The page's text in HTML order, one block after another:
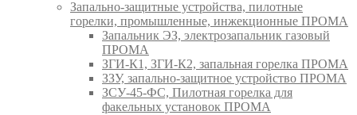
Запально-защитные устройства, пилотные
горелки, промышленные, инжекционные ПРОМА
Запальник ЭЗ, электрозапальник газовый
ПРОМА
ЗГИ-К1, ЗГИ-К2, запальная горелка ПРОМА
ЗЗУ, запально-защитное устройство ПРОМА
ЗСУ-45-ФС, Пилотная горелка для
факельных установок ПРОМА